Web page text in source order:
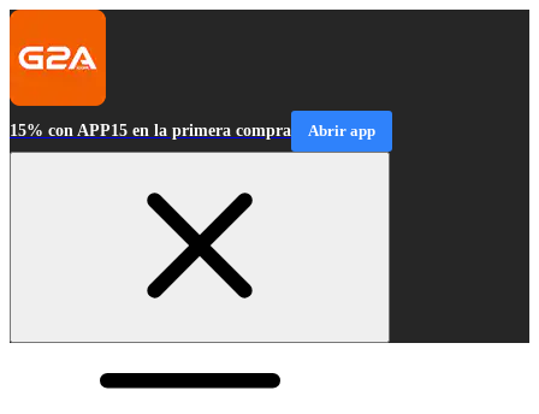
15% con APP15 en la primera compra Abrir app